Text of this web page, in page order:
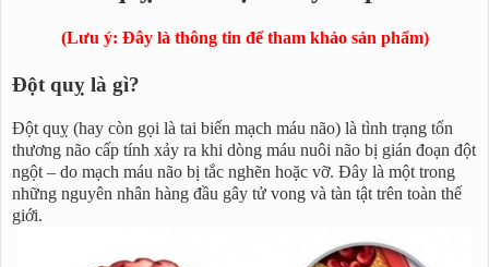
(Lưu ý: Đây là thông tin để tham khảo sản phẩm)
Đột quỵ là gì?
Đột quỵ (hay còn gọi là tai biến mạch máu não) là tình trạng tổn
thương não cấp tính xảy ra khi dòng máu nuôi não bị gián đoạn đột
ngột – do mạch máu não bị tắc nghẽn hoặc vỡ. Đây là một trong
những nguyên nhân hàng đầu gây tử vong và tàn tật trên toàn thế
giới.